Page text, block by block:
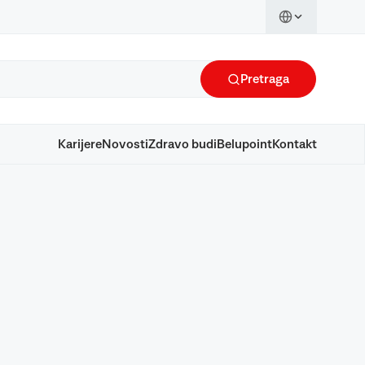
Pretraga
KarijereNovostiZdravo budi BelupointKontakt